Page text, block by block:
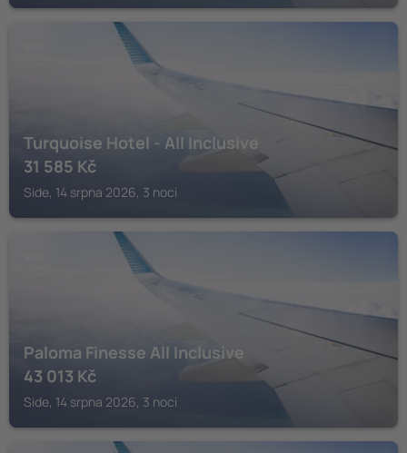
Turquoise Hotel - All Inclusive
31 585 Kč
Side, 14 srpna 2026, 3 noci
Paloma Finesse All Inclusive
43 013 Kč
Side, 14 srpna 2026, 3 noci